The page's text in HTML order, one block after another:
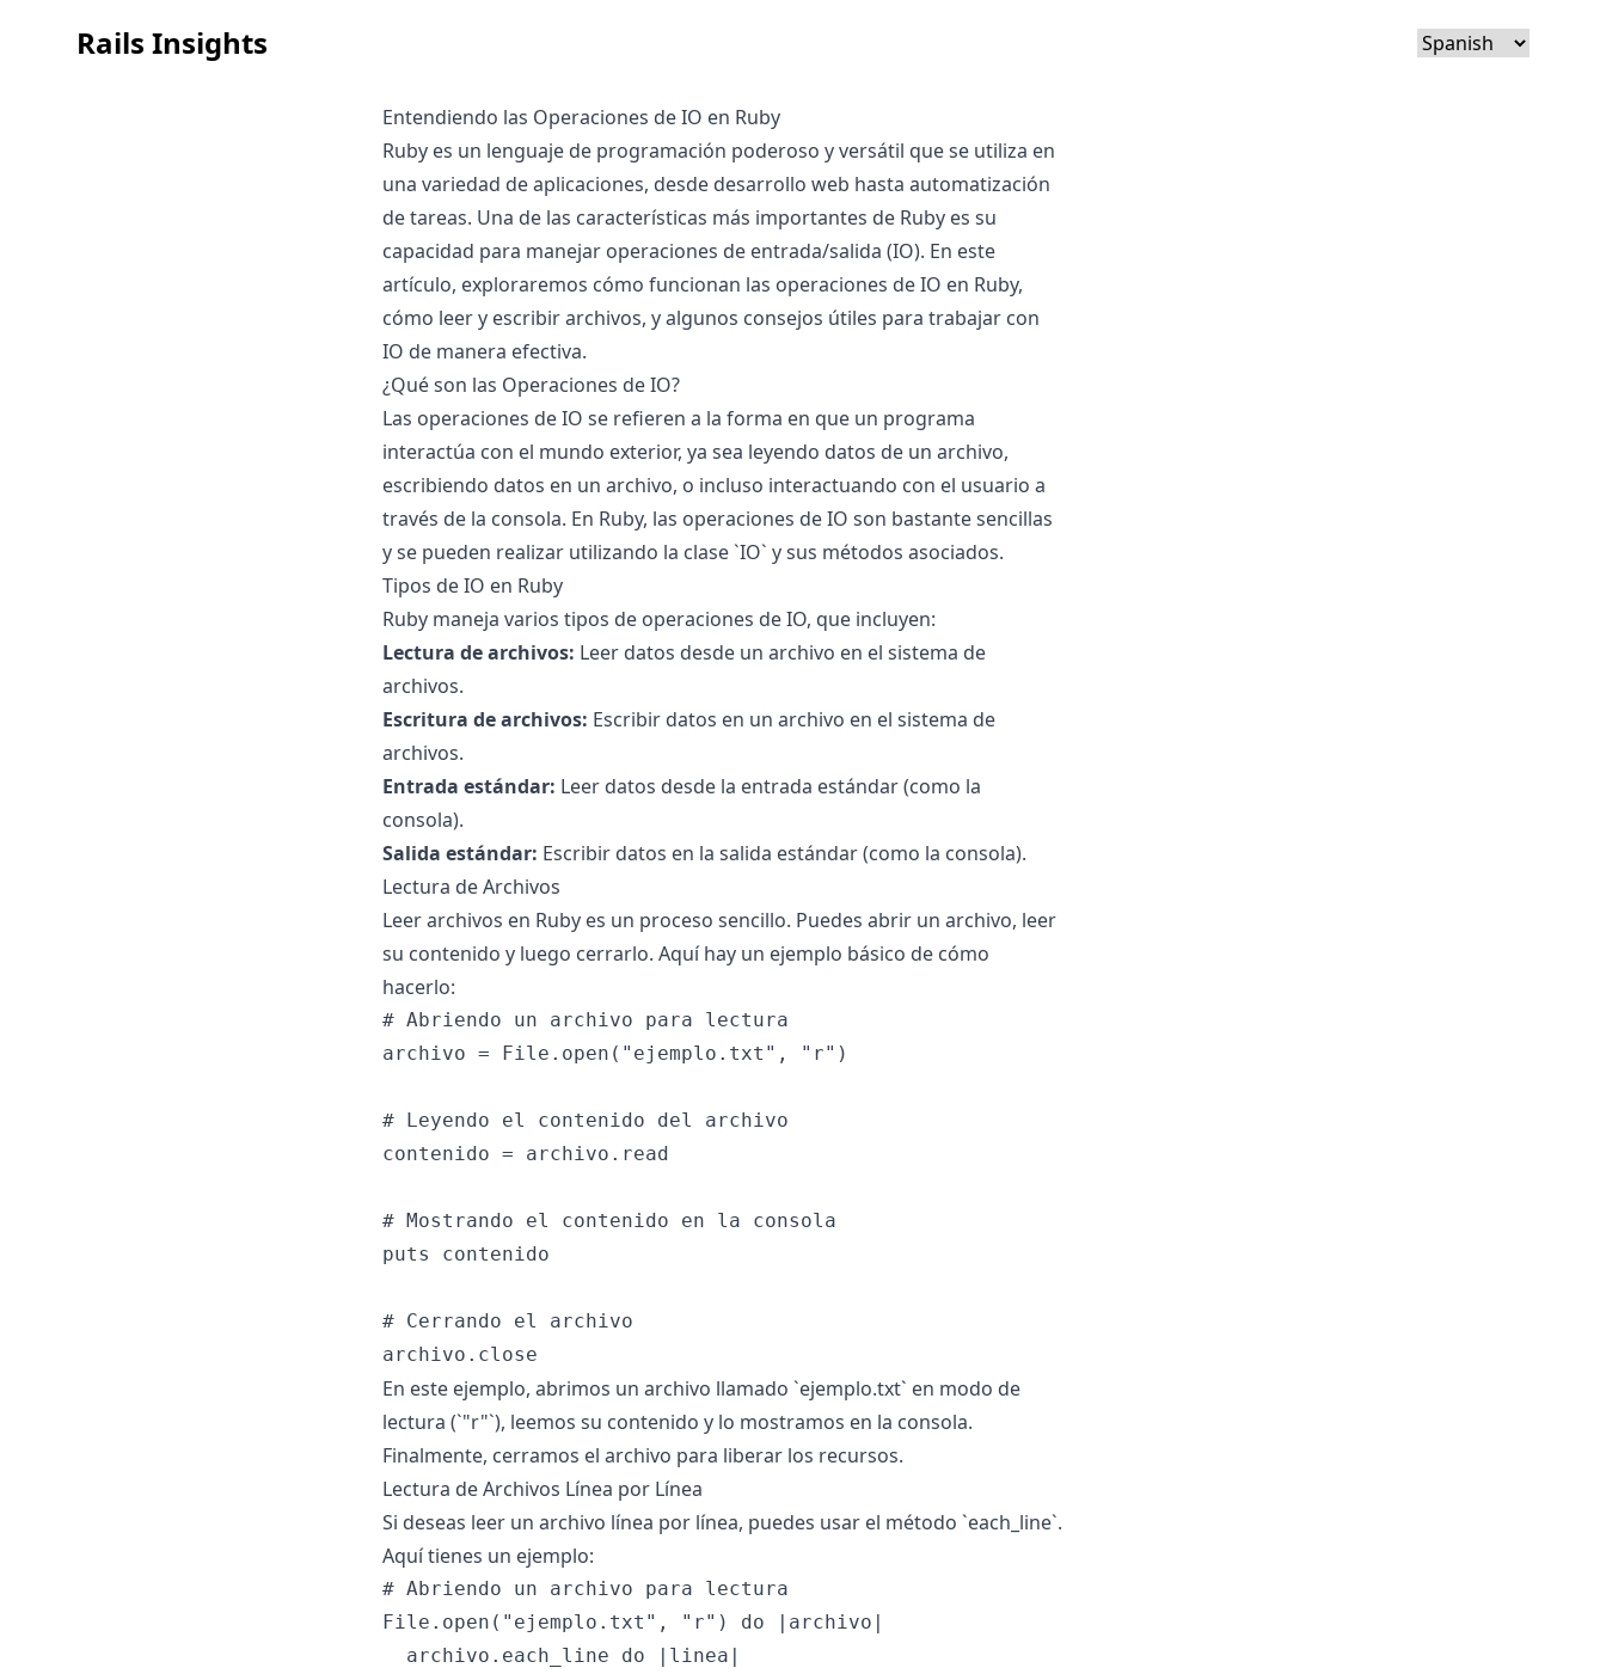
Rails Insights
Entendiendo las Operaciones de IO en Ruby
Ruby es un lenguaje de programación poderoso y versátil que se utiliza en
una variedad de aplicaciones, desde desarrollo web hasta automatización
de tareas. Una de las características más importantes de Ruby es su
capacidad para manejar operaciones de entrada/salida (IO). En este
artículo, exploraremos cómo funcionan las operaciones de IO en Ruby,
cómo leer y escribir archivos, y algunos consejos útiles para trabajar con
IO de manera efectiva.
¿Qué son las Operaciones de IO?
Las operaciones de IO se refieren a la forma en que un programa
interactúa con el mundo exterior, ya sea leyendo datos de un archivo,
escribiendo datos en un archivo, o incluso interactuando con el usuario a
través de la consola. En Ruby, las operaciones de IO son bastante sencillas
y se pueden realizar utilizando la clase `IO` y sus métodos asociados.
Tipos de IO en Ruby
Ruby maneja varios tipos de operaciones de IO, que incluyen:
Lectura de archivos: Leer datos desde un archivo en el sistema de
archivos.
Escritura de archivos: Escribir datos en un archivo en el sistema de
archivos.
Entrada estándar: Leer datos desde la entrada estándar (como la
consola).
Salida estándar: Escribir datos en la salida estándar (como la consola).
Lectura de Archivos
Leer archivos en Ruby es un proceso sencillo. Puedes abrir un archivo, leer
su contenido y luego cerrarlo. Aquí hay un ejemplo básico de cómo
hacerlo:
# Abriendo un archivo para lectura
archivo = File.open("ejemplo.txt", "r")
# Leyendo el contenido del archivo
contenido = archivo.read
# Mostrando el contenido en la consola
puts contenido
# Cerrando el archivo
En este ejemplo, abrimos un archivo llamado `ejemplo.txt` en modo de
lectura (`"r"`), leemos su contenido y lo mostramos en la consola.
Finalmente, cerramos el archivo para liberar los recursos.
Lectura de Archivos Línea por Línea
Si deseas leer un archivo línea por línea, puedes usar el método `each_line`.
Aquí tienes un ejemplo:
# Abriendo un archivo para lectura
File.open("ejemplo.txt", "r") do |archivo|
  archivo.each_line do |linea|